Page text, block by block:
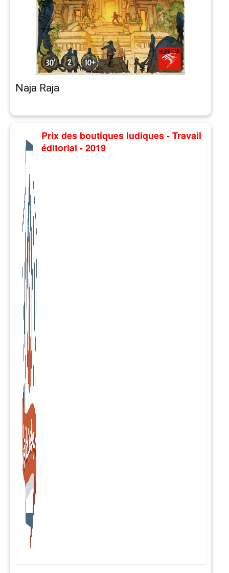
Naja Raja
Prix des boutiques ludiques - Travail
éditorial - 2019